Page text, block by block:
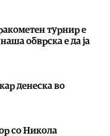
турнир е
обврска е да ја
денеска во
со Никола